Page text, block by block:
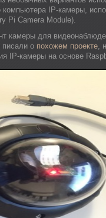
компьютера IP-камеры,
Pi Camera Module).
камеры для
о похожем проекте,
IP-камеры на основе